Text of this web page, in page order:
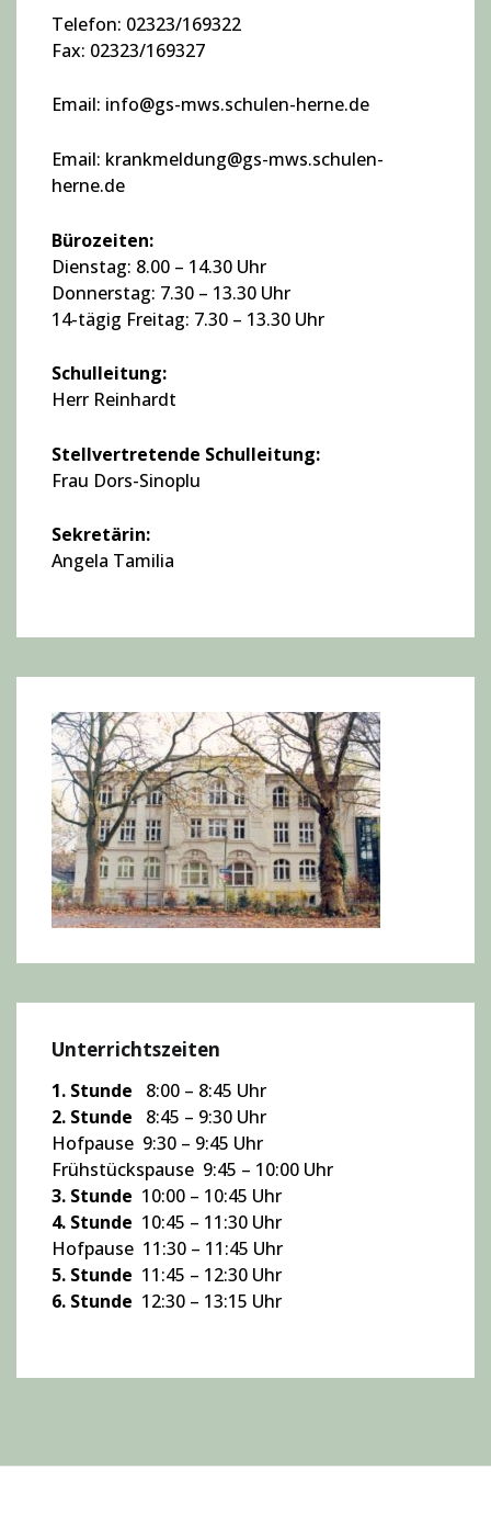
Telefon: 02323/169322
Fax: 02323/169327
Email: info@gs-mws.schulen-herne.de
Email: krankmeldung@gs-mws.schulen-
herne.de
Bürozeiten:
Dienstag: 8.00 – 14.30 Uhr
Donnerstag: 7.30 – 13.30 Uhr
14-tägig Freitag: 7.30 – 13.30 Uhr
Schulleitung:
Herr Reinhardt
Stellvertretende Schulleitung:
Frau Dors-Sinoplu
Sekretärin:
Angela Tamilia
Unterrichtszeiten
1. Stunde 8:00 – 8:45 Uhr
2. Stunde 8:45 – 9:30 Uhr
Hofpause 9:30 – 9:45 Uhr
Frühstückspause 9:45 – 10:00 Uhr
3. Stunde 10:00 – 10:45 Uhr
4. Stunde 10:45 – 11:30 Uhr
Hofpause 11:30 – 11:45 Uhr
5. Stunde 11:45 – 12:30 Uhr
6. Stunde 12:30 – 13:15 Uhr